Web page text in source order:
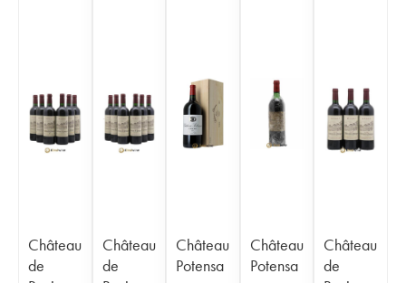
Château
de
Château
de
Château
Potensa
Château
Potensa
Château
de